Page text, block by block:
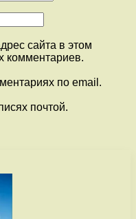
сайта в этом
комментариев.
по email.
почтой.